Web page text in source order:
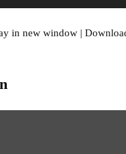
in new window |